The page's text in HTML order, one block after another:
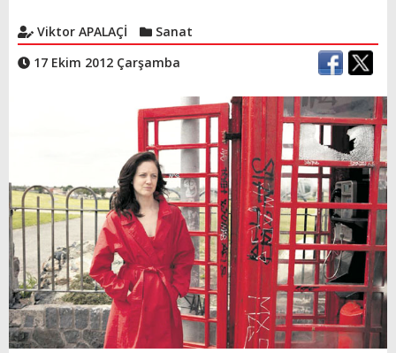
Viktor APALAÇİ
Sanat
17 Ekim 2012 Çarşamba